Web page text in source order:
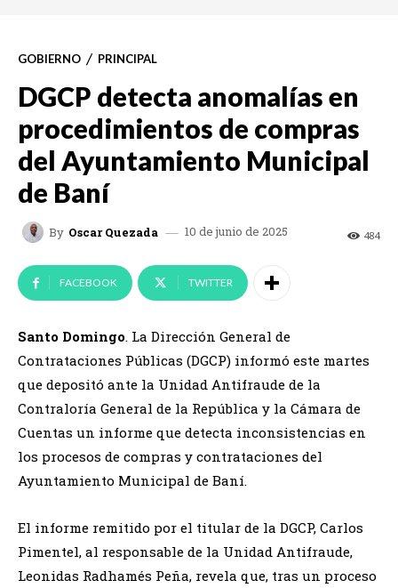
GOBIERNO PRINCIPAL
DGCP detecta anomalías en
procedimientos de compras
del Ayuntamiento Municipal
de Baní
By Oscar Quezada 10 de junio de 2025 484
FACEBOOK TWITTER
Santo Domingo. La Dirección General de
Contrataciones Públicas (DGCP) informó este martes
que depositó ante la Unidad Antifraude de la
Contraloría General de la República y la Cámara de
Cuentas un informe que detecta inconsistencias en
los procesos de compras y contrataciones del
Ayuntamiento Municipal de Baní.
El informe remitido por el titular de la DGCP, Carlos
Pimentel, al responsable de la Unidad Antifraude,
Leonidas Radhamés Peña, revela que, tras un proceso